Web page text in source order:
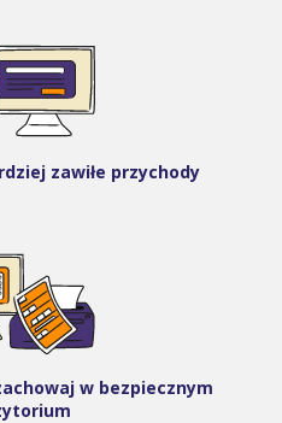
zawiłe przychody
w bezpiecznym